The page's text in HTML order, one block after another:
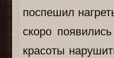
поспешил
скоро
красоты